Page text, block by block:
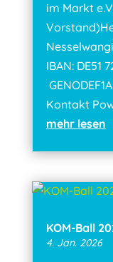
im Markt
IBAN: DE51
Kontakt
mehr lesen
KOM-Ball
4. Jan. 2026